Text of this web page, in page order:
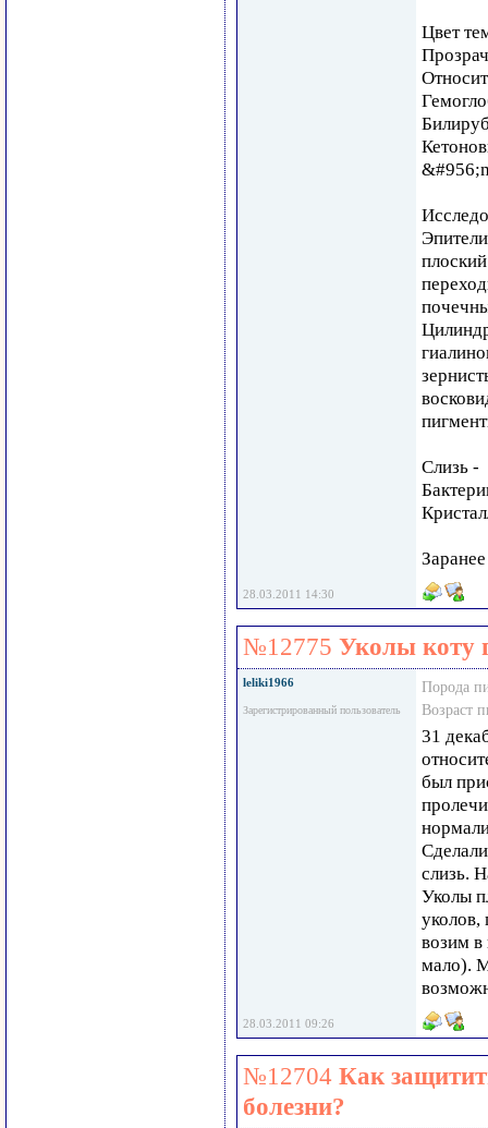
Цвет
Слизь -
28.03.2011 14:30
№12775 Уколы коту
leliki1966
Зарегистрированный пользователь
Порода
Возраст
31
был
слизь.
Уколы
уколов,
возим в
мало).
28.03.2011 09:26
№12704 Как
болезни?